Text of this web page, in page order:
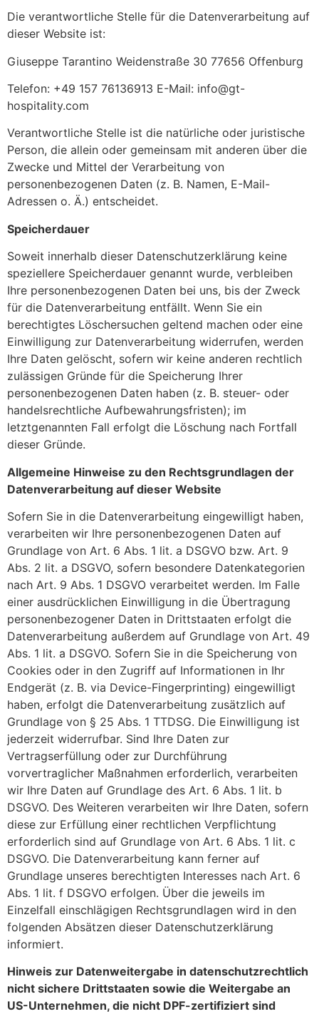
Die verantwortliche Stelle für die Datenverarbeitung auf
dieser Website ist:
Giuseppe Tarantino Weidenstraße 30 77656 Offenburg
Telefon: +49 157 76136913 E-Mail: info@gt-
hospitality.com
Verantwortliche Stelle ist die natürliche oder juristische
Person, die allein oder gemeinsam mit anderen über die
Zwecke und Mittel der Verarbeitung von
personenbezogenen Daten (z. B. Namen, E-Mail-
Adressen o. Ä.) entscheidet.
Speicherdauer
Soweit innerhalb dieser Datenschutzerklärung keine
speziellere Speicherdauer genannt wurde, verbleiben
Ihre personenbezogenen Daten bei uns, bis der Zweck
für die Datenverarbeitung entfällt. Wenn Sie ein
berechtigtes Löschersuchen geltend machen oder eine
Einwilligung zur Datenverarbeitung widerrufen, werden
Ihre Daten gelöscht, sofern wir keine anderen rechtlich
zulässigen Gründe für die Speicherung Ihrer
personenbezogenen Daten haben (z. B. steuer- oder
handelsrechtliche Aufbewahrungsfristen); im
letztgenannten Fall erfolgt die Löschung nach Fortfall
dieser Gründe.
Allgemeine Hinweise zu den Rechtsgrundlagen der
Datenverarbeitung auf dieser Website
Sofern Sie in die Datenverarbeitung eingewilligt haben,
verarbeiten wir Ihre personenbezogenen Daten auf
Grundlage von Art. 6 Abs. 1 lit. a DSGVO bzw. Art. 9
Abs. 2 lit. a DSGVO, sofern besondere Datenkategorien
nach Art. 9 Abs. 1 DSGVO verarbeitet werden. Im Falle
einer ausdrücklichen Einwilligung in die Übertragung
personenbezogener Daten in Drittstaaten erfolgt die
Datenverarbeitung außerdem auf Grundlage von Art. 49
Abs. 1 lit. a DSGVO. Sofern Sie in die Speicherung von
Cookies oder in den Zugriff auf Informationen in Ihr
Endgerät (z. B. via Device-Fingerprinting) eingewilligt
haben, erfolgt die Datenverarbeitung zusätzlich auf
Grundlage von § 25 Abs. 1 TTDSG. Die Einwilligung ist
jederzeit widerrufbar. Sind Ihre Daten zur
Vertragserfüllung oder zur Durchführung
vorvertraglicher Maßnahmen erforderlich, verarbeiten
wir Ihre Daten auf Grundlage des Art. 6 Abs. 1 lit. b
DSGVO. Des Weiteren verarbeiten wir Ihre Daten, sofern
diese zur Erfüllung einer rechtlichen Verpflichtung
erforderlich sind auf Grundlage von Art. 6 Abs. 1 lit. c
DSGVO. Die Datenverarbeitung kann ferner auf
Grundlage unseres berechtigten Interesses nach Art. 6
Abs. 1 lit. f DSGVO erfolgen. Über die jeweils im
Einzelfall einschlägigen Rechtsgrundlagen wird in den
folgenden Absätzen dieser Datenschutzerklärung
informiert.
Hinweis zur Datenweitergabe in datenschutzrechtlich
nicht sichere Drittstaaten sowie die Weitergabe an
US-Unternehmen, die nicht DPF-zertifiziert sind